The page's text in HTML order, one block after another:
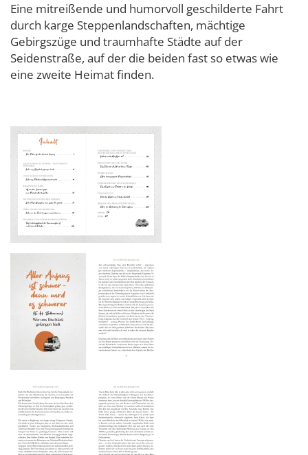
Eine mitreißende und humorvoll geschilderte Fahrt
durch karge Steppenlandschaften, mächtige
Gebirgszüge und traumhafte Städte auf der
Seidenstraße, auf der die beiden fast so etwas wie
eine zweite Heimat finden.